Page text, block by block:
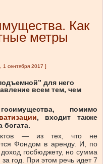
Как
метры
1 сентября 2017 ]
для него
всем тем, чем
помимо
, входит также
богата.
— из тех, что не
Фондом в аренду. И, по
госбюджету, но сумма
год. При этом речь идет 7